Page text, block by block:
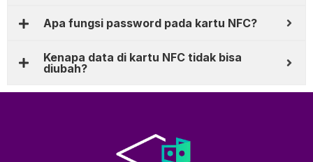
Apa fungsi password pada kartu NFC?
Kenapa data di kartu NFC tidak bisa
diubah?